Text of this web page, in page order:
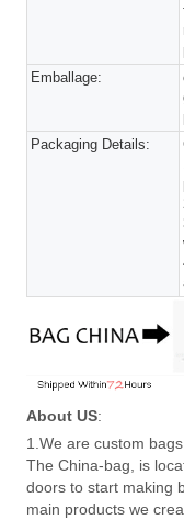
Emballage:
Packaging Details:
About US:
1.We are custom
The China-bag, is
doors to start making
main products we